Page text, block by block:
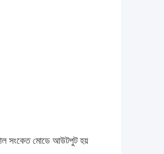
সংকেত মোডে আউটপুট হয়